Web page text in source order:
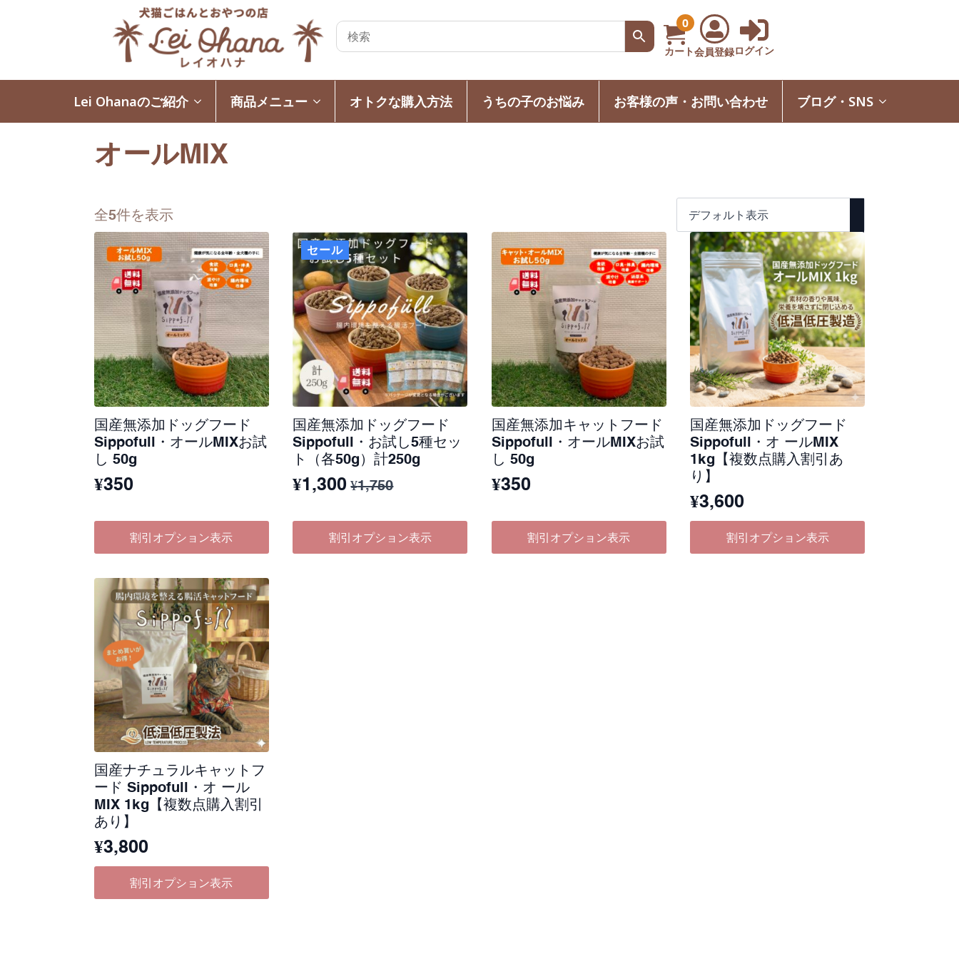
0
カート会員登録ログイン
Lei Ohanaのご紹介 商品メニュー オトクな購入方法 うちの子のお悩み お客様の声・お問い合わせ ブログ・SNS
オールMIX
全5件を表示
国産無添加ドッグフード
Sippofull・オールMIXお試
し 50g
¥350
割引オプション表示
セール
国産無添加ドッグフード
Sippofull・お試し5種セッ
ト（各50g）計250g
¥1,750
元
格
¥1,300
現
価
割引オプション表示
国産無添加キャットフード
Sippofull・オールMIXお試
し 50g
¥350
割引オプション表示
国産無添加ドッグフード
Sippofull・オ ールMIX
1kg【複数点購入割引あ
り】
¥3,600
割引オプション表示
国産ナチュラルキャットフ
ード Sippofull・オ ール
MIX 1kg【複数点購入割引
あり】
¥3,800
割引オプション表示